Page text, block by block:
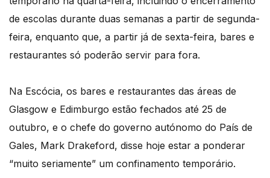
de escolas durante duas semanas a partir de segunda-
feira, enquanto que, a partir já de sexta-feira, bares e
restaurantes só poderão servir para fora.
Na Escócia, os bares e restaurantes das áreas de
Glasgow e Edimburgo estão fechados até 25 de
outubro, e o chefe do governo autónomo do País de
Gales, Mark Drakeford, disse hoje estar a ponderar
“muito seriamente” um confinamento temporário.